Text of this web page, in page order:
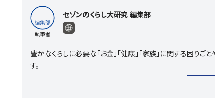
執筆者
セゾンのくらし大研究 編集部
豊かなくらしに必要な「お金」「健康」「家族」に関する困り
す。